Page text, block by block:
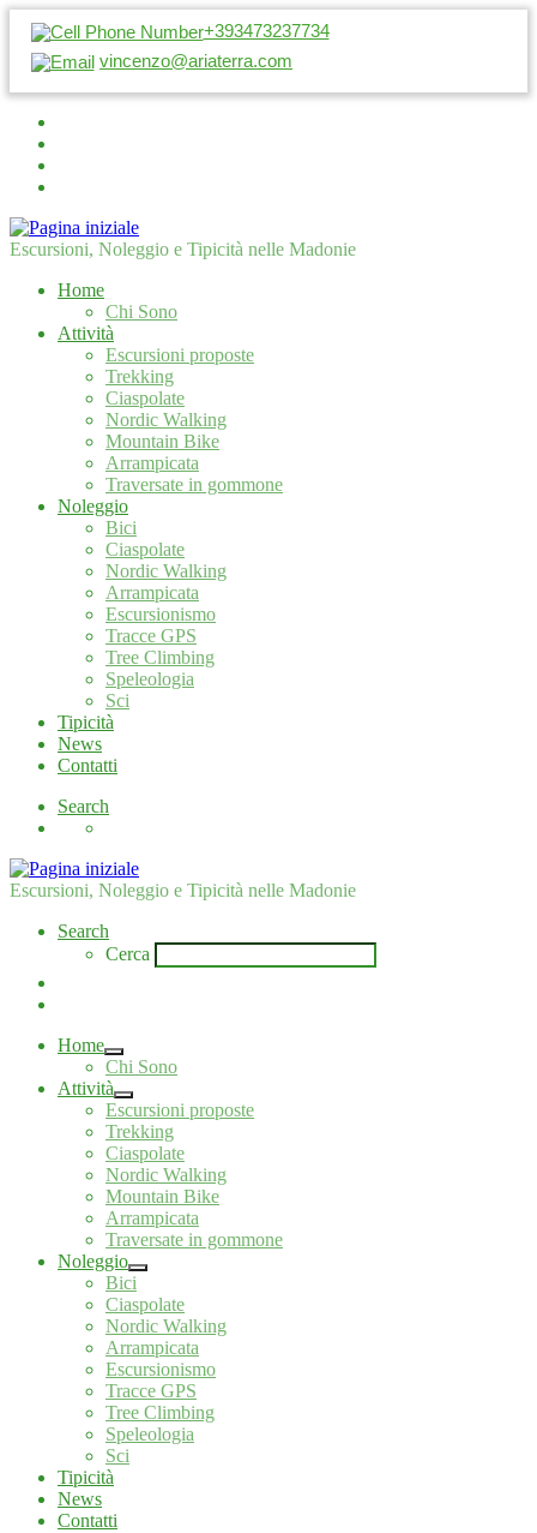
+393473237734
vincenzo@ariaterra.com
Escursioni, Noleggio e Tipicità nelle Madonie
Home
Chi Sono
Attività
Escursioni proposte
Trekking
Ciaspolate
Nordic Walking
Mountain Bike
Arrampicata
Traversate in gommone
Noleggio
Bici
Ciaspolate
Nordic Walking
Arrampicata
Escursionismo
Tracce GPS
Tree Climbing
Speleologia
Sci
Tipicità
News
Contatti
Search
Escursioni, Noleggio e Tipicità nelle Madonie
Search
Cerca
Home
Chi Sono
Attività
Escursioni proposte
Trekking
Ciaspolate
Nordic Walking
Mountain Bike
Arrampicata
Traversate in gommone
Noleggio
Bici
Ciaspolate
Nordic Walking
Arrampicata
Escursionismo
Tracce GPS
Tree Climbing
Speleologia
Sci
Tipicità
News
Contatti